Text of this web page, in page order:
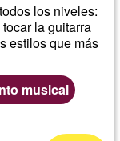
los niveles:
la guitarra
estilos que más
musical